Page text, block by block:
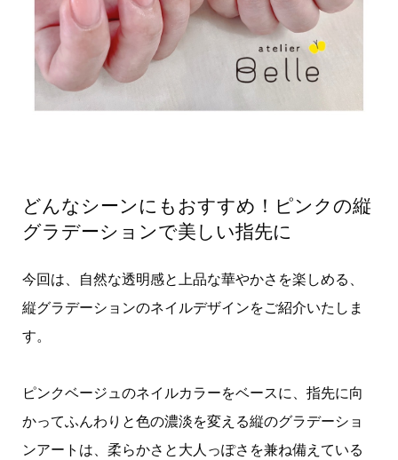
どんなシーンにもおすすめ！ピンクの縦
グラデーションで美しい指先に
今回は、自然な透明感と上品な華やかさを楽しめる、
縦グラデーションのネイルデザインをご紹介いたしま
す。
ピンクベージュのネイルカラーをベースに、指先に向
かってふんわりと色の濃淡を変える縦のグラデーショ
ンアートは、柔らかさと大人っぽさを兼ね備えている